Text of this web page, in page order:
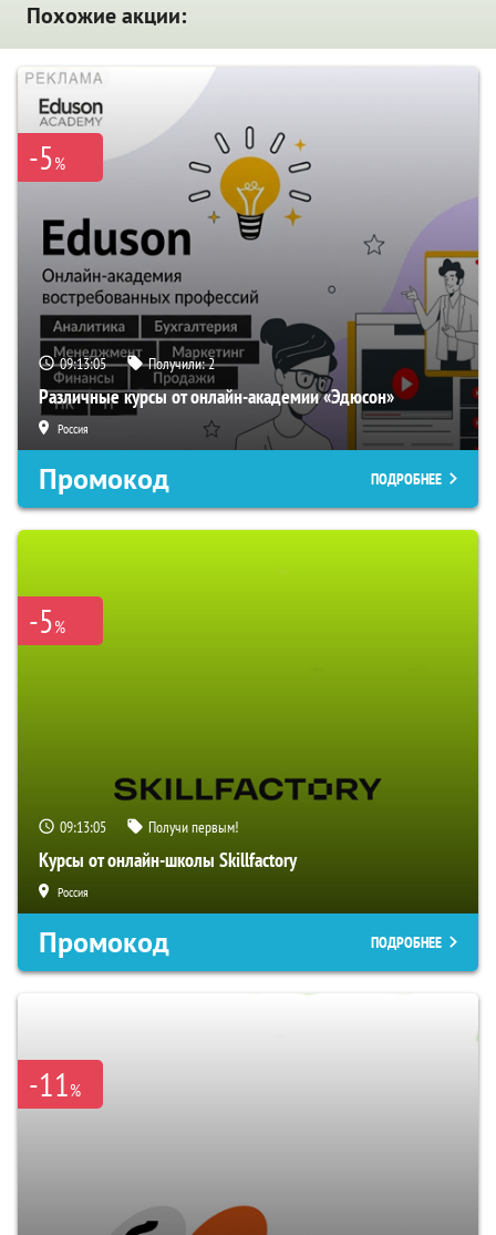
Похожие акции:
-5%
09:13:04 Получили:2
Различные курсы от онлайн-академии «Эдюсон»
Россия
Промокод ПОДРОБНЕЕ
-5%
09:13:04 Получи первым!
Курсы от онлайн-школы Skillfactory
Россия
Промокод ПОДРОБНЕЕ
-11%